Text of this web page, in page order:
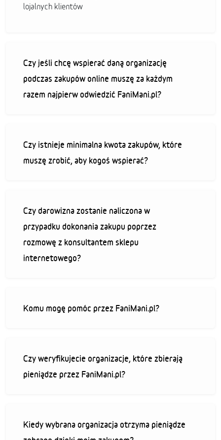
lojalnych klientów
Czy jeśli chcę wspierać daną organizację
podczas zakupów online muszę za każdym
razem najpierw odwiedzić FaniMani.pl?
Czy istnieje minimalna kwota zakupów, które
muszę zrobić, aby kogoś wspierać?
Czy darowizna zostanie naliczona w
przypadku dokonania zakupu poprzez
rozmowę z konsultantem sklepu
internetowego?
Komu mogę pomóc przez FaniMani.pl?
Czy weryfikujecie organizacje, które zbierają
pieniądze przez FaniMani.pl?
Kiedy wybrana organizacja otrzyma pieniądze